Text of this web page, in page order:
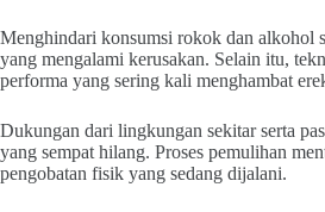
Menghindari konsumsi rokok dan alkohol
yang mengalami kerusakan. Selain itu,
performa yang sering kali menghambat
Dukungan dari lingkungan sekitar serta
yang sempat hilang. Proses pemulihan
pengobatan fisik yang sedang dijalani.